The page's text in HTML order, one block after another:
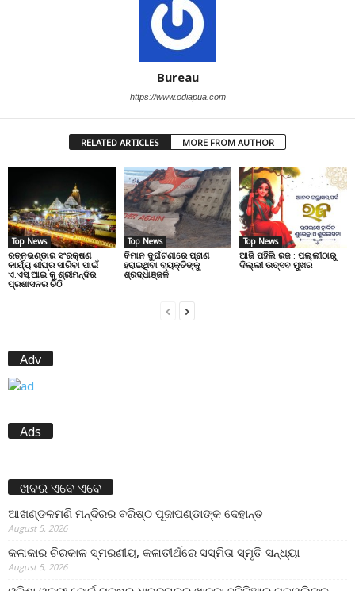
Bureau
https://www.odiapua.com
RELATED ARTICLES MORE FROM AUTHOR
Top News
ରତ୍ନଭଣ୍ଡାର ସଂରକ୍ଷଣ
କାର୍ଯ୍ୟ ଶୀଘ୍ର ସାରିବା ପାଇଁ
ଏ.ଏସ୍.ଆଇ.କୁ ଶ୍ରୀମନ୍ଦିର
ପ୍ରଶାସନର ଚିଠି
Top News
ବିମାନ ଦୁର୍ଘଟଣାରେ ପ୍ରାଣ
ହରାଇଥିବା ବ୍ୟକ୍ତିଙ୍କୁ
ଶ୍ରଦ୍ଧାଞ୍ଜଳି
Top News
ଆଜି ପହିଲି ରଜ : ପଲ୍ଲୀଠାରୁ
ଦିଲ୍ଲୀ ଉତ୍ସବ ମୁଖର
Adv
Ads
ଖବର ଏବେ ଏବେ
ଆଖଣ୍ଡଳମଣି ମନ୍ଦିରର ବରିଷ୍ଠ ପୂଜାପଣ୍ଡାଙ୍କ ଦେହାନ୍ତ
August 5, 2026
କଳାକାର ଚିରକାଳ ସ୍ମରଣୀୟ, କଳାତୀର୍ଥରେ ସସ୍ମିତା ସ୍ମୃତି ସନ୍ଧ୍ୟା
August 5, 2026